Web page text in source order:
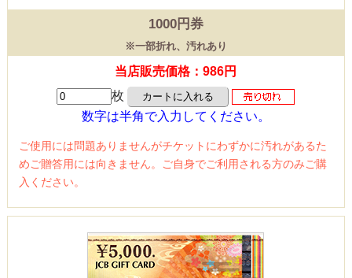
1000円券
※一部折れ、汚れあり
当店販売価格：986円
枚
数字は半角で入力してください。
ご使用には問題ありませんがチケットにわずかに汚れがあるた
めご贈答用には向きません。ご自身でご利用される方のみご購
入ください。